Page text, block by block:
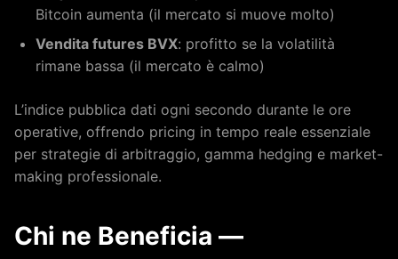
Bitcoin aumenta (il mercato si muove molto)
Vendita futures BVX: profitto se la volatilità
rimane bassa (il mercato è calmo)
L’indice pubblica dati ogni secondo durante le ore
operative, offrendo pricing in tempo reale essenziale
per strategie di arbitraggio, gamma hedging e market-
making professionale.
Chi ne Beneficia —